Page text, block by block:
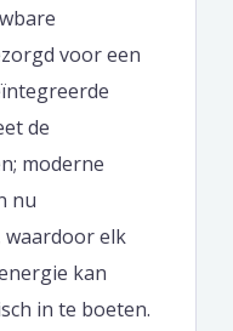
voor een
de
moderne
nu
waardoor elk
kan
in te boeten.